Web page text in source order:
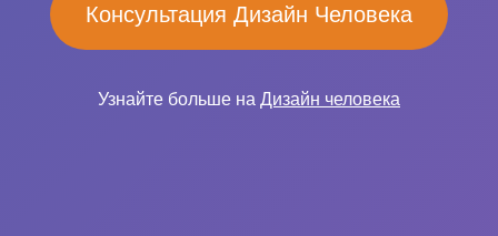
Консультация Дизайн Человека
Узнайте больше на Дизайн человека